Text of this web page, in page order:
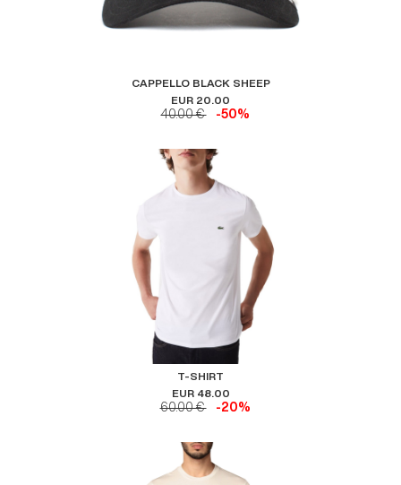
CAPPELLO BLACK SHEEP
EUR 20.00
40.00 € -50%
T-SHIRT
EUR 48.00
60.00 € -20%